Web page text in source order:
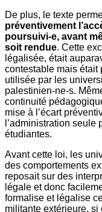
De plus, le texte
préventivement
poursuivi-e, avant
soit rendue. Cette
légalisée, était
contestable mais était
utilisée par les
palestinien-ne-s.
continuité
mise à l’écart
l’administration
étudiantes.
Avant cette loi, les
des comportements
reposait sur des
légale et donc
formalise et légalise
militante extérieure,